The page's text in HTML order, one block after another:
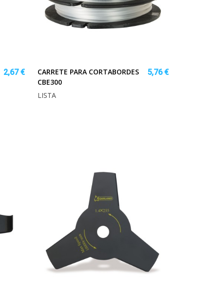
2,67 €
CARRETE PARA CORTABORDES
CBE300
5,76 €
LISTA